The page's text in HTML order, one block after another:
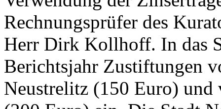
Rechnungsprüfer des
Herr Dirk Kollhoff. In das
Berichtsjahr Zustiftungen
Neustrelitz (150 Euro)